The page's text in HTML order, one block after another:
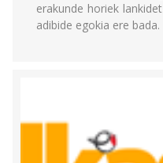
erakunde horiek
adibide egokia ere bada.